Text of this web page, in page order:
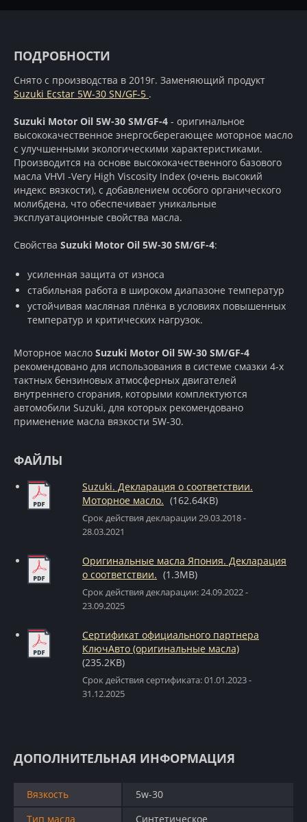
ПОДРОБНОСТИ
Снято с производства в 2019г. Заменяющий продукт
Suzuki Ecstar 5W-30 SN/GF-5 .
Suzuki Motor Oil 5W-30 SM/GF-4 - оригинальное
высококачественное энергосберегающее моторное масло
с улучшенными экологическими характеристиками.
Производится на основе высококачественного базового
масла VHVI -Very High Viscosity Index (очень высокий
индекс вязкости), с добавлением особого органического
молибдена, что обеспечивает уникальные
эксплуатационные свойства масла.
Свойства Suzuki Motor Oil 5W-30 SM/GF-4:
усиленная защита от износа
стабильная работа в широком диапазоне температур
устойчивая масляная плёнка в условиях повышенных
температур и критических нагрузок.
Моторное масло Suzuki Motor Oil 5W-30 SM/GF-4
рекомендовано для использования в системе смазки 4-х
тактных бензиновых атмосферных двигателей
внутреннего сгорания, которыми комплектуются
автомобили Suzuki, для которых рекомендовано
применение масла вязкости 5W-30.
ФАЙЛЫ
Suzuki. Декларация о соответствии.
Моторное масло. (162.64KB)
Срок действия декларации 29.03.2018 -
28.03.2021
Оригинальные масла Япония. Декларация
о соответствии. (1.3MB)
Срок действия декларации: 24.09.2022 -
23.09.2025
Сертификат официального партнера
КлючАвто (оригинальные масла)
(235.2KB)
Срок действия сертификата: 01.01.2023 -
31.12.2025
ДОПОЛНИТЕЛЬНАЯ ИНФОРМАЦИЯ
Вязкость
5w-30
Тип масла
Синтетическое